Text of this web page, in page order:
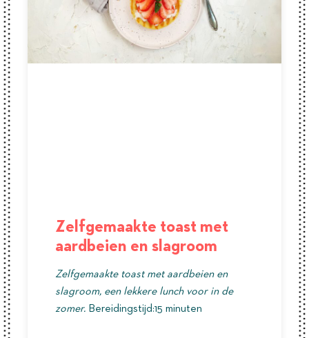
Zelfgemaakte toast met
aardbeien en slagroom
Zelfgemaakte toast met aardbeien en
slagroom, een lekkere lunch voor in de
zomer. Bereidingstijd:15 minuten